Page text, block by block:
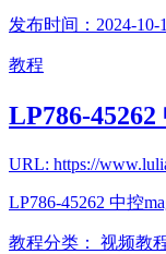
发布时间：2024-10-
教程
LP786-
URL: https://
LP786-45262 中控
教程分类： 视频教